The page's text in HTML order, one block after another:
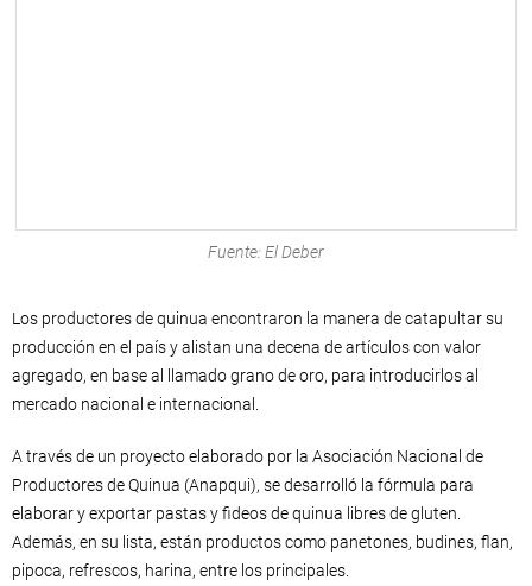
Fuente: El Deber
Los productores de quinua encontraron la manera de catapultar su
producción en el país y alistan una decena de artículos con valor
agregado, en base al llamado grano de oro, para introducirlos al
mercado nacional e internacional.
A través de un proyecto elaborado por la Asociación Nacional de
Productores de Quinua (Anapqui), se desarrolló la fórmula para
elaborar y exportar pastas y fideos de quinua libres de gluten.
Además, en su lista, están productos como panetones, budines, flan,
pipoca, refrescos, harina, entre los principales.